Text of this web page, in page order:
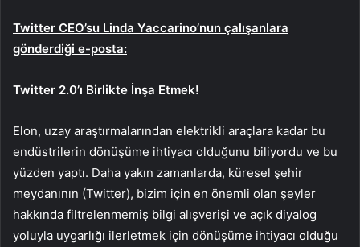
Twitter CEO’su Linda Yaccarino’nun çalışanlara
gönderdiği e-posta:
Twitter 2.0’ı Birlikte İnşa Etmek!
Elon, uzay araştırmalarından elektrikli araçlara kadar bu
endüstrilerin dönüşüme ihtiyacı olduğunu biliyordu ve bu
yüzden yaptı. Daha yakın zamanlarda, küresel şehir
meydanının (Twitter), bizim için en önemli olan şeyler
hakkında filtrelenmemiş bilgi alışverişi ve açık diyalog
yoluyla uygarlığı ilerletmek için dönüşüme ihtiyacı olduğu